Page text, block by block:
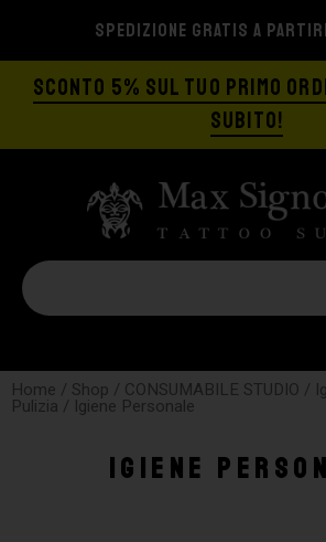
SPEDIZIONE GRATIS A
SCONTO 5% SUL TUO PRIMO
SUBITO!
Home / Shop / CONSUMABILE STUDIO /
Pulizia / Igiene Personale
Igiene